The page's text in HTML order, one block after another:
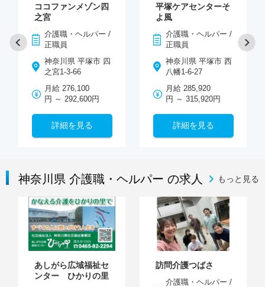
ココファンメゾン四
之宮
介護職・ヘルパー /
正職員
神奈川県 平塚市 四
之宮1-3-66
月給 276,100
円 ～ 292,600円
詳細を見る
平塚ケアセンターそ
よ風
介護職・ヘルパー /
正職員
神奈川県 平塚市 西
八幡1-6-27
月給 285,920
円 ～ 315,920円
詳細を見る
神奈川県 介護職・ヘルパー の求人 もっと見る
あしがら広域福祉セ
ンター ひかりの里
訪問介護つばさ
介護職・ヘルパー /